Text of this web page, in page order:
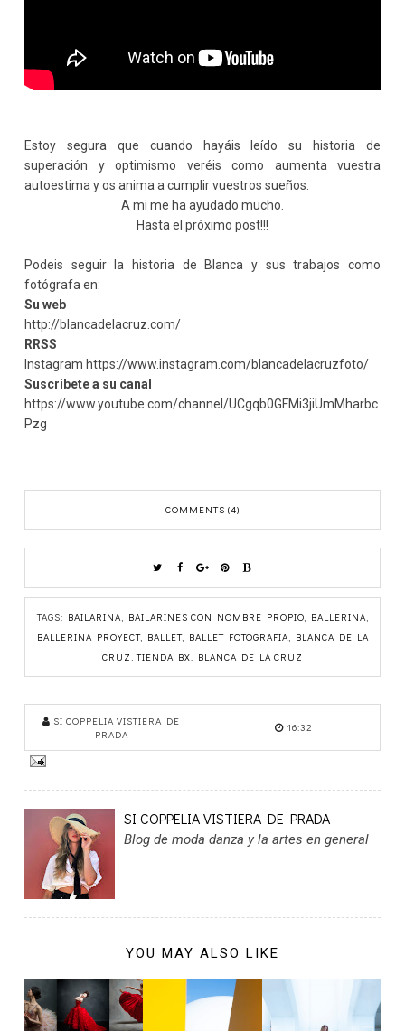
Estoy segura que cuando hayáis leído su historia de
superación y optimismo veréis como aumenta vuestra
autoestima y os anima a cumplir vuestros sueños.
A mi me ha ayudado mucho.
Hasta el próximo post!!!
Podeis seguir la historia de Blanca y sus trabajos como
fotógrafa en:
Su web
http://blancadelacruz.com/
RRSS
Instagram https://www.instagram.com/blancadelacruzfoto/
Suscribete a su canal
https://www.youtube.com/channel/UCgqb0GFMi3jiUmMharbc
Pzg
COMMENTS (4)
TAGS: BAILARINA BAILARINES CON NOMBRE PROPIO, BALLERINA
BALLERINA PROYECT, BALLET, BALLET FOTOGRAFIA
BLANCA DE LA
CRUZ ,TIENDA BX. BLANCA DE LA CRUZ
SI COPPELIA VISTIERA DE
PRADA
16:32
SI COPPELIA VISTIERA DE PRADA
Blog de moda danza y la artes en general
YOU MAY ALSO LIKE